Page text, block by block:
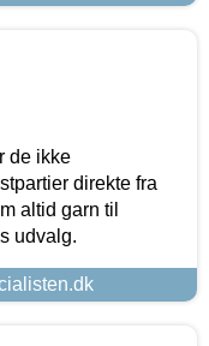
de ikke
direkte fra
altid garn til
udvalg.